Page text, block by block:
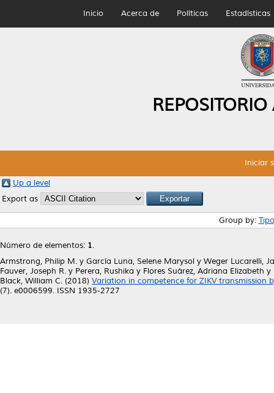
Inicio Acerca de Políticas Estadísticas
Iniciar
Up a level
Export as
Group by:
Número de elementos: 1.
Armstrong, Philip M. y García Luna, Selene Marysol y Weger Lucarelli,
Fauver, Joseph R. y Perera, Rushika y Flores Suárez, Adriana Elizabeth y
Black, William C. (2018) Variation in competence for ZIKV transmission
(7). e0006599. ISSN 1935-2727